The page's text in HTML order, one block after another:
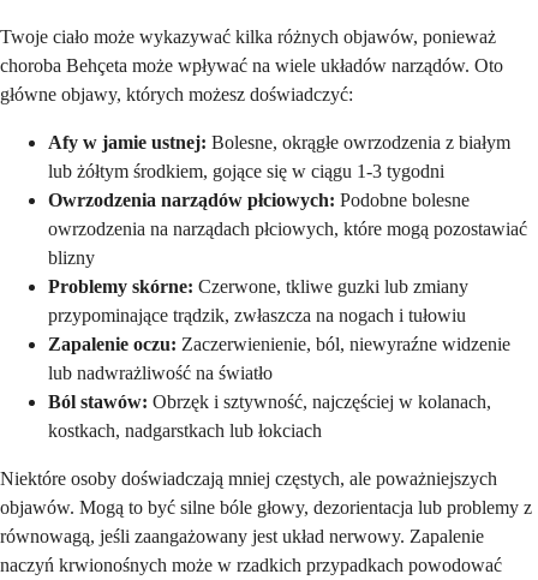
Twoje ciało może wykazywać kilka różnych objawów, ponieważ
choroba Behçeta może wpływać na wiele układów narządów. Oto
główne objawy, których możesz doświadczyć:
Afy w jamie ustnej: Bolesne, okrągłe owrzodzenia z białym
lub żółtym środkiem, gojące się w ciągu 1-3 tygodni
Owrzodzenia narządów płciowych: Podobne bolesne
owrzodzenia na narządach płciowych, które mogą pozostawiać
blizny
Problemy skórne: Czerwone, tkliwe guzki lub zmiany
przypominające trądzik, zwłaszcza na nogach i tułowiu
Zapalenie oczu: Zaczerwienienie, ból, niewyraźne widzenie
lub nadwrażliwość na światło
Ból stawów: Obrzęk i sztywność, najczęściej w kolanach,
kostkach, nadgarstkach lub łokciach
Niektóre osoby doświadczają mniej częstych, ale poważniejszych
objawów. Mogą to być silne bóle głowy, dezorientacja lub problemy z
równowagą, jeśli zaangażowany jest układ nerwowy. Zapalenie
naczyń krwionośnych może w rzadkich przypadkach powodować